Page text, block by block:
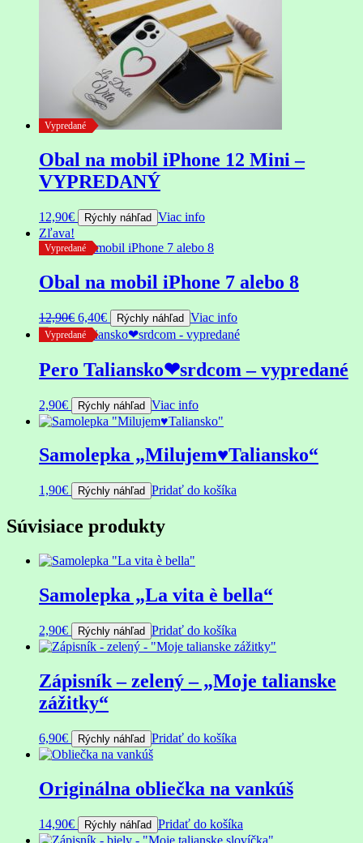
Vypredané
Obal na mobil iPhone 12 Mini –
VYPREDANÝ
12,90€ Rýchly náhľad Viac info
Zľava!
Vypredané
Obal na mobil iPhone 7 alebo 8
12,90€ Pôvodná
cena
bola:
12,90€.
6,40€Aktuálna
cena
je:
6,40€.
Rýchly náhľad Viac info
Vypredané
Pero Taliansko❤srdcom – vypredané
2,90€ Rýchly náhľad Viac info
Samolepka „Milujem♥Taliansko“
1,90€ Rýchly náhľad Pridať do košíka
Súvisiace produkty
Samolepka „La vita è bella“
2,90€ Rýchly náhľad Pridať do košíka
Zápisník – zelený – „Moje talianske
zážitky“
6,90€ Rýchly náhľad Pridať do košíka
Originálna obliečka na vankúš
14,90€ Rýchly náhľad Pridať do košíka